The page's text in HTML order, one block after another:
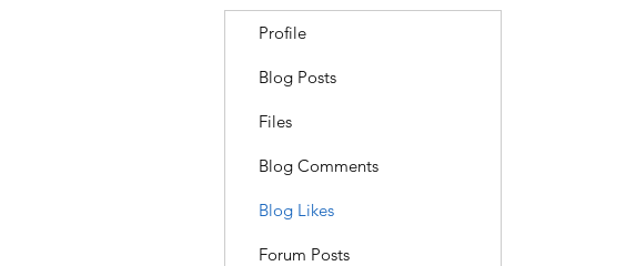
Profile
Blog Posts
Files
Blog Comments
Blog Likes
Forum Posts